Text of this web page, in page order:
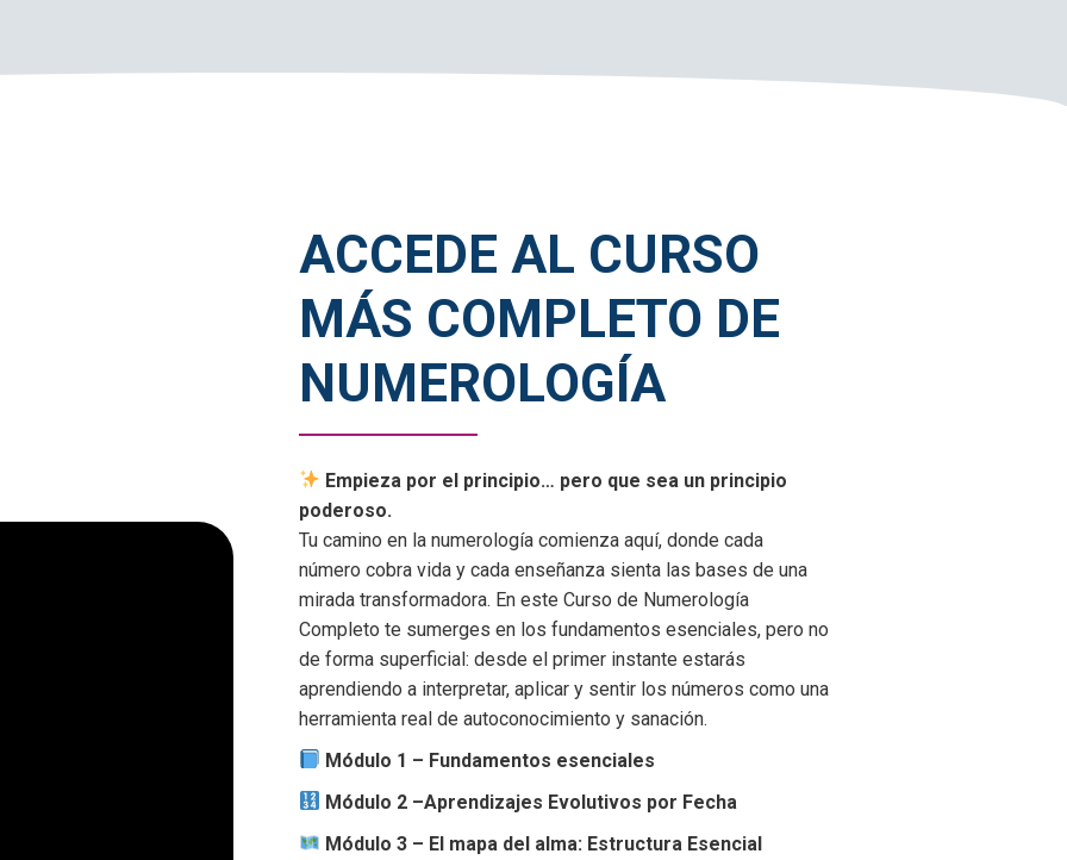
ACCEDE AL CURSO
MÁS COMPLETO DE
NUMEROLOGÍA
Empieza por el principio… pero que sea un principio
poderoso.
Tu camino en la numerología comienza aquí, donde cada
número cobra vida y cada enseñanza sienta las bases de una
mirada transformadora. En este Curso de Numerología
Completo te sumerges en los fundamentos esenciales, pero no
de forma superficial: desde el primer instante estarás
aprendiendo a interpretar, aplicar y sentir los números como una
herramienta real de autoconocimiento y sanación.
Módulo 1 – Fundamentos esenciales
Módulo 2 –Aprendizajes Evolutivos por Fecha
Módulo 3 – El mapa del alma: Estructura Esencial